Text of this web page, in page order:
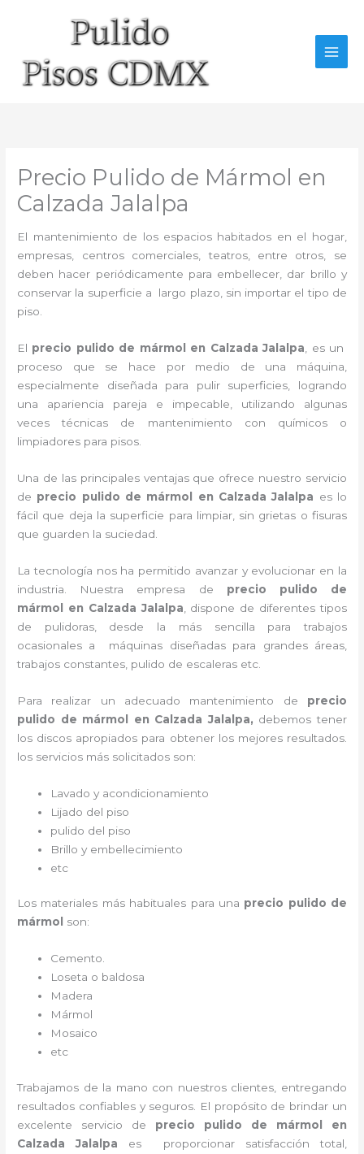
Precio Pulido de Mármol en
Calzada Jalalpa
El mantenimiento de los espacios habitados en el hogar,
empresas, centros comerciales, teatros, entre otros, se
deben hacer periódicamente para embellecer, dar brillo y
conservar la superficie a largo plazo, sin importar el tipo de
piso.
El precio pulido de mármol en Calzada Jalalpa , es un
proceso que se hace por medio de una máquina,
especialmente diseñada para pulir superficies, logrando
una apariencia pareja e impecable, utilizando algunas
veces técnicas de mantenimiento con químicos o
limpiadores para pisos.
Una de las principales ventajas que ofrece nuestro servicio
de precio pulido de mármol en Calzada Jalalpa es lo
fácil que deja la superficie para limpiar, sin grietas o fisuras
que guarden la suciedad.
La tecnología nos ha permitido avanzar y evolucionar en la
industria. Nuestra empresa de precio pulido de
mármol
en Calzada Jalalpa , dispone de diferentes tipos
de pulidoras, desde la más sencilla para trabajos
ocasionales a máquinas diseñadas para grandes áreas,
trabajos constantes, pulido de escaleras etc.
Para realizar un adecuado mantenimiento de precio
pulido de mármol
en Calzada Jalalpa, debemos tener
los discos apropiados para obtener los mejores resultados.
los servicios más solicitados son:
Lavado y acondicionamiento
Lijado del piso
pulido del piso
Brillo y embellecimiento
etc
Los materiales más habituales para una precio pulido de
mármol
son:
Cemento.
Loseta o baldosa
Madera
Mármol
Mosaico
etc
Trabajamos de la mano con nuestros clientes, entregando
resultados confiables y seguros. El propósito de brindar un
excelente servicio de precio pulido de mármol
en
Calzada Jalalpa es proporcionar satisfacción total,